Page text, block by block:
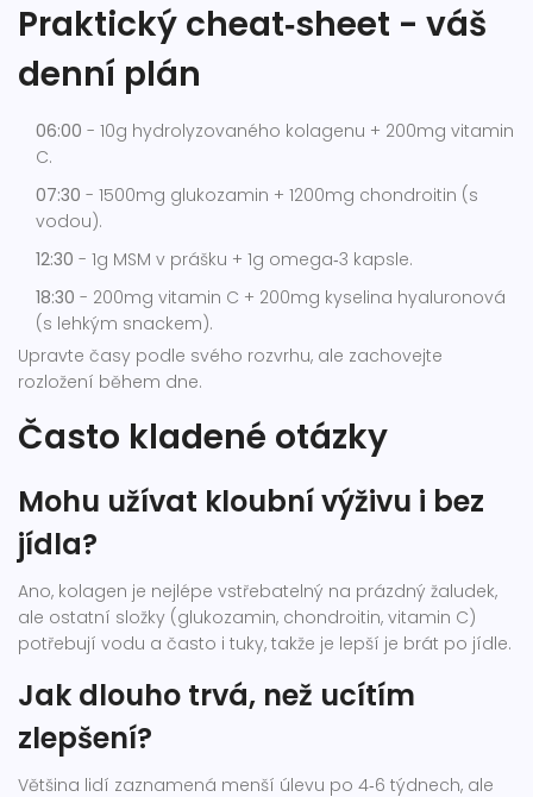
Praktický cheat‑sheet - váš
denní plán
06:00 - 10g hydrolyzovaného kolagenu + 200mg vitamin
C.
07:30 - 1500mg glukozamin + 1200mg chondroitin (s
vodou).
12:30 - 1g MSM v prášku + 1g omega‑3 kapsle.
18:30 - 200mg vitamin C + 200mg kyselina hyaluronová
(s lehkým snackem).
Upravte časy podle svého rozvrhu, ale zachovejte
rozložení během dne.
Často kladené otázky
Mohu užívat kloubní výživu i bez
jídla?
Ano, kolagen je nejlépe vstřebatelný na prázdný žaludek,
ale ostatní složky (glukozamin, chondroitin, vitamin C)
potřebují vodu a často i tuky, takže je lepší je brát po jídle.
Jak dlouho trvá, než ucítím
zlepšení?
Většina lidí zaznamená menší úlevu po 4‑6 týdnech, ale